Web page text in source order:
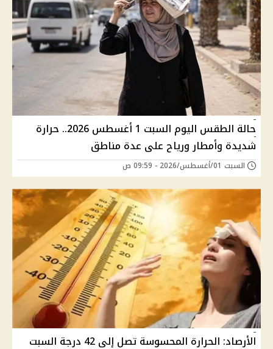
حالة الطقس اليوم السبت 1 أغسطس 2026.. حرارة
شديدة وأمطار ورياح على عدة مناطق
السبت 01/أغسطس/2026 - 09:59 ص
الأرصاد: الحرارة المحسوسة تصل إلى 42 درجة السبت